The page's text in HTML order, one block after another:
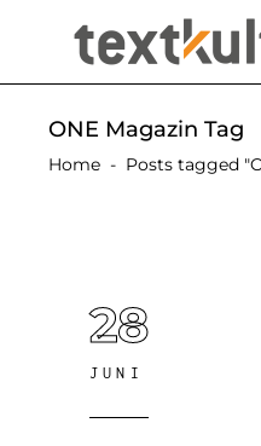
ONE Magazin Tag
Home - Posts tagged
28
JUNI